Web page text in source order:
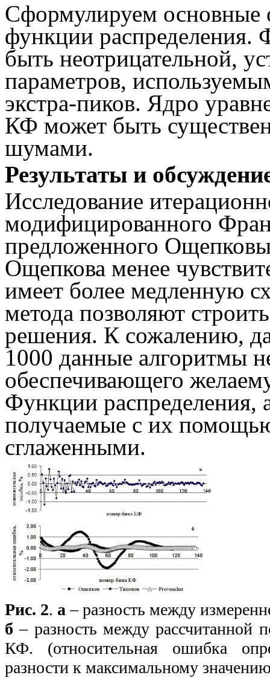
Сформулируем основные
функции распределения.
быть неотрицательной,
параметров,
экстра-пиков. Ядро
КФ может быть
шумами.
Результаты и
Исследование
модифицированного
предложенного
Ощепкова менее
имеет более медленную
метода позволяют
решения. К сожалению,
1000 данные алгоритмы
обеспечивающего
Функции распределения,
получаемые с их
сглаженными.
Рис. 2. а – разность между
б – разность между рассчитанной
КФ. (относительная ошибка
разности к максимальному